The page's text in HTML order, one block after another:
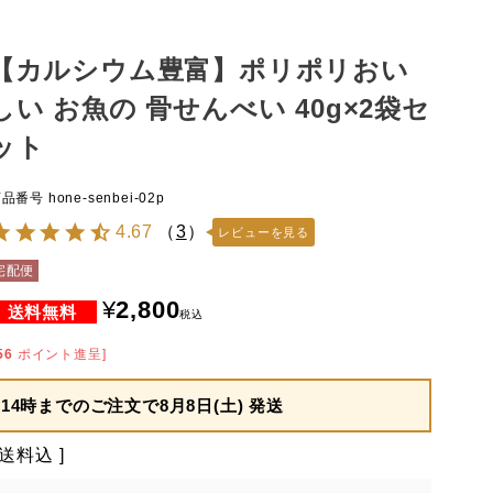
カルシウム豊富】ポリポリおい
い お魚の 骨せんべい 40g×2袋セ
ト
番号 hone-senbei-02p
4.67 （3） レビューを見る
配便
¥2,800税込
ポイント進呈]
14時までのご注文で8月8日(土) 発送
料込